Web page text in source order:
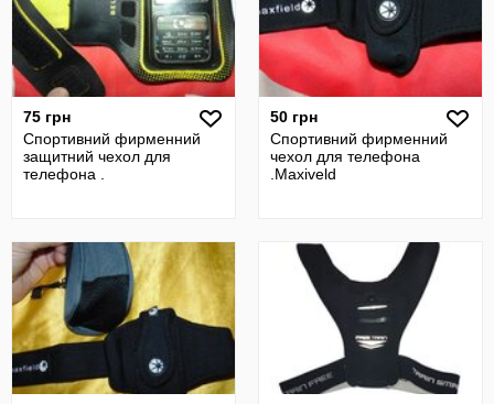
75 грн
Спортивний фирменний
защитний чехол для
телефона .
50 грн
Спортивний фирменний
чехол для телефона
.Maxiveld